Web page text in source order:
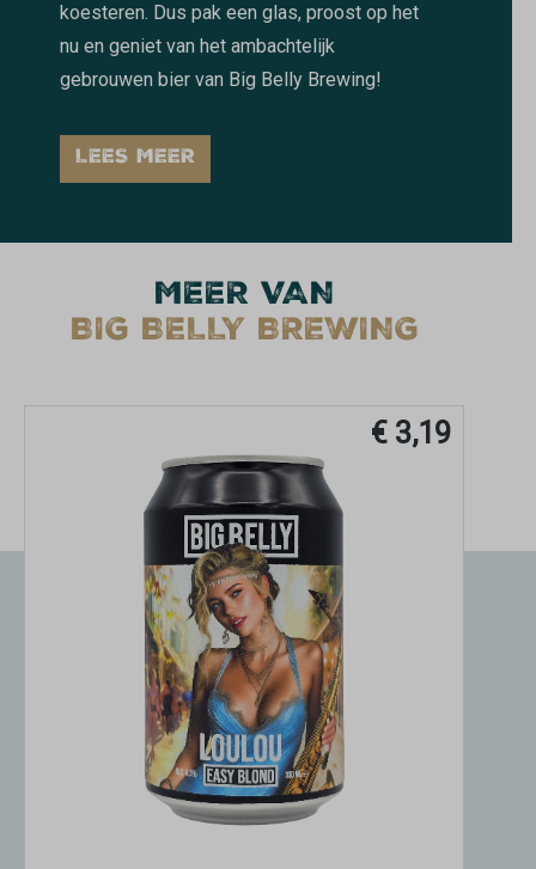
koesteren. Dus pak een glas, proost op het
nu en geniet van het ambachtelijk
gebrouwen bier van Big Belly Brewing!
LEES MEER
MEER VAN
BIG BELLY BREWING
€ 3,19